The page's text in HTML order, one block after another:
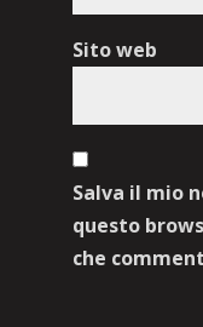
Sito web
Salva il mio
questo
che